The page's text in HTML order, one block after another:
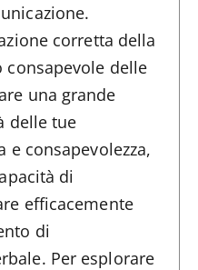
corretta della
consapevole delle
una grande
delle tue
e consapevolezza,
di
efficacemente
di
Per esplorare